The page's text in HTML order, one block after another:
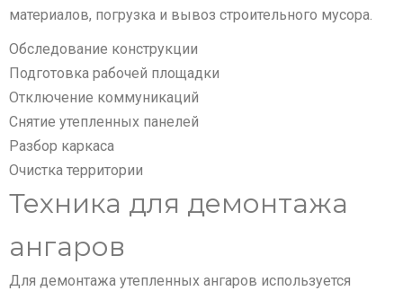
материалов, погрузка и вывоз строительного мусора.
Обследование конструкции
Подготовка рабочей площадки
Отключение коммуникаций
Снятие утепленных панелей
Разбор каркаса
Очистка территории
Техника для демонтажа
ангаров
Для демонтажа утепленных ангаров используется